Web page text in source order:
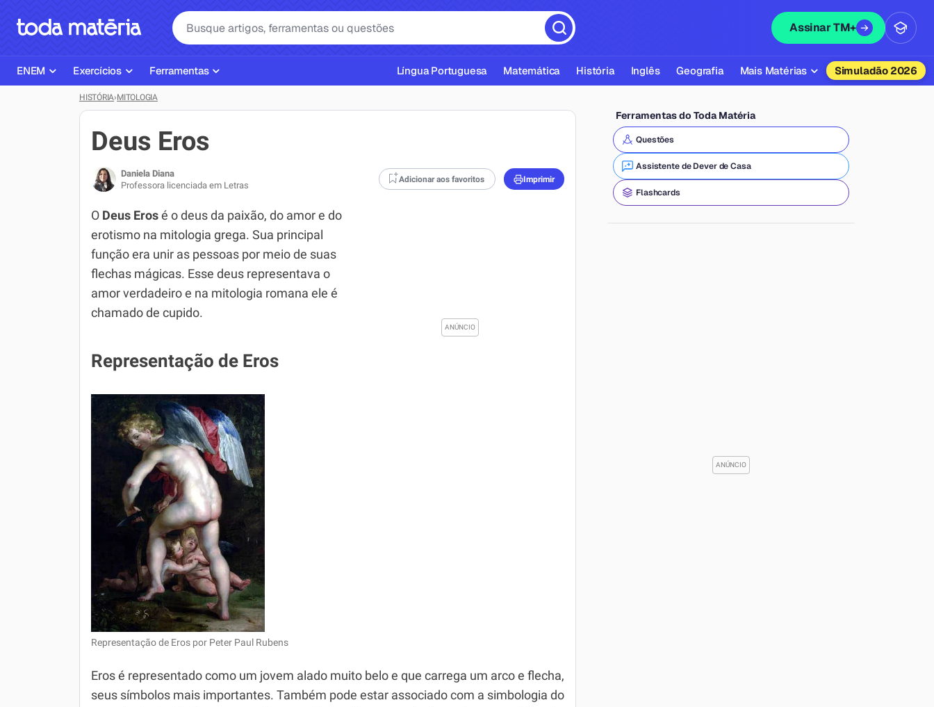
Assinar TM+
ENEM
Página Inicial ENEM
Plano de Estudos
Corretor de Redação
Exercícios ENEM
Simulados ENEM
Simulador SiSU
Exercícios
ENEM
Matemática
História
Biologia
Inglês
Geografia
Física
Todos os Exercícios
Ferramentas
Ajudante de Dever de Casa
Corretor de Redação
Gerador Referências Bibliográficas ABNT
Língua Portuguesa Matemática História Inglês Geografia Mais Matérias
Química
Física
Filosofia
Simuladão 2026
HISTÓRIA›MITOLOGIA
Deus Eros
Daniela Diana
Professora licenciada em Letras
Adicionar aos favoritos Imprimir
O Deus Eros é o deus da paixão, do amor e do
erotismo na mitologia grega. Sua principal
função era unir as pessoas por meio de suas
flechas mágicas. Esse deus representava o
amor verdadeiro e na mitologia romana ele é
chamado de cupido.
Representação de Eros
Representação de Eros por Peter Paul Rubens
Eros é representado como um jovem alado muito belo e que carrega um arco e flecha,
seus símbolos mais importantes. Também pode estar associado com a simbologia do
Ferramentas do Toda Matéria
Questões
Assistente de Dever de Casa
Flashcards